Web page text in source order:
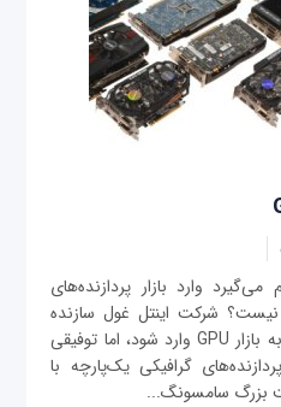
وارد بازار پردازنده‌های
نیست؟ شرکت اینتل غول سازنده
پردازنده نیز یک بار تلاش کرد به بازار GPU وارد شود، اما توفیقی
گرافیکی یک‌پارچه با
بزرگ سامسونگ...